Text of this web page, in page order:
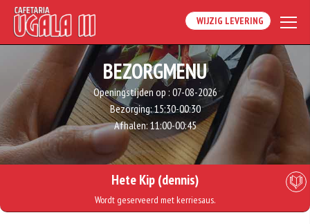
WIJZIG LEVERING
BEZORGMENU
Openingstijden op : 07-08-2026
Bezorging:15:30-00:30
Afhalen:11:00-00:45
Hete Kip (dennis)
Wordt geserveerd met kerriesaus.